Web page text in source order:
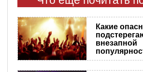
Какие
внезапной